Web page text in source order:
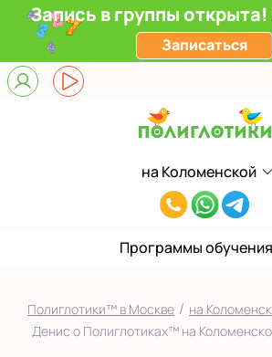
Запись в группы
Записаться
на Коломенской
Выберите центр
Верхние Лихоборы
ЖК Прокшино
Фили
8(929)520-
80
Программы обучения
Полиглотики™ в Москве / на
Денис о Полиглотиках™ на